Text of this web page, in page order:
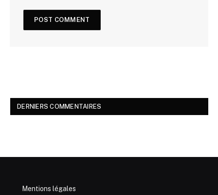
DERNIERS COMMENTAIRES
Mentions légales